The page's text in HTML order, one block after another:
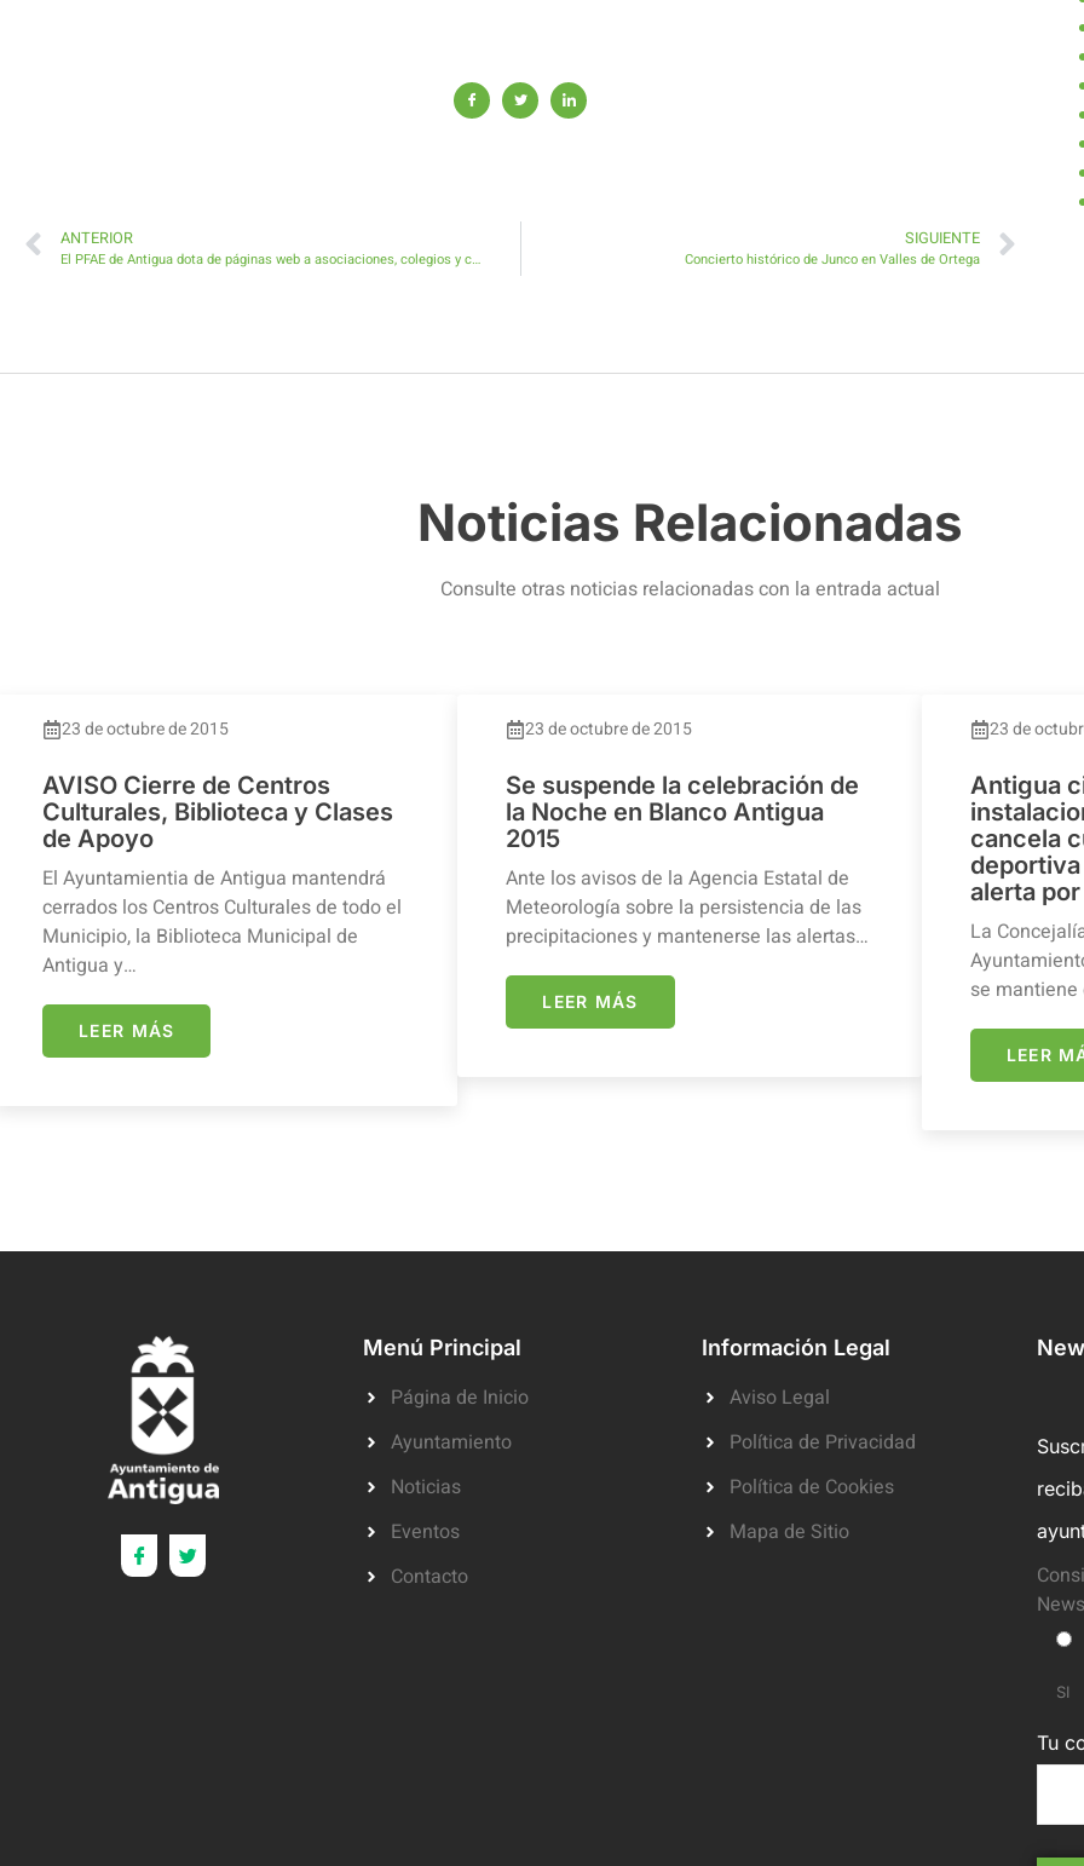
ANTERIOR
El PFAE de Antigua dota de páginas web a asociaciones, colegios y colectivos del municipio
SIGUIENTE
Concierto histórico de Junco en Valles de Ortega
Noticias Relacionadas
Consulte otras noticias relacionadas con la entrada actual
23 de octubre de 2015
AVISO Cierre de Centros
Culturales, Biblioteca y Clases
de Apoyo
El Ayuntamientia de Antigua mantendrá
cerrados los Centros Culturales de todo el
Municipio, la Biblioteca Municipal de
Antigua y…
LEER MÁS
23 de octubre de 2015
Se suspende la celebración de
la Noche en Blanco Antigua
2015
Ante los avisos de la Agencia Estatal de
Meteorología sobre la persistencia de las
precipitaciones y mantenerse las alertas…
LEER MÁS
23 de
Antigua
cancela
alerta
La
se
LEER
Menú Principal
Página de Inicio
Ayuntamiento
Noticias
Eventos
Contacto
Información Legal
Aviso Legal
Política de Privacidad
Política de Cookies
Mapa de Sitio
SI
Tu